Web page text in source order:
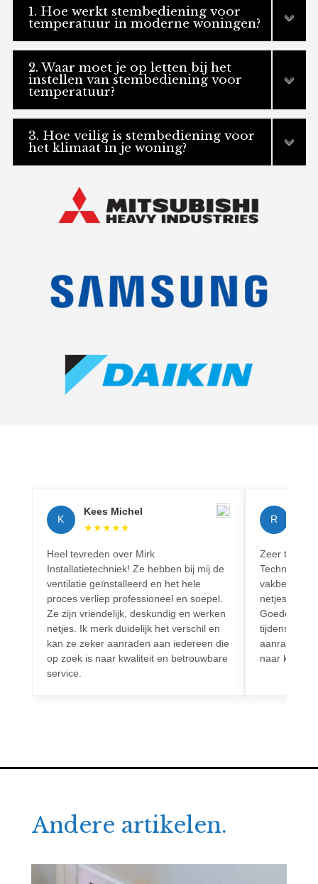
1. Hoe werkt stembediening voor
temperatuur in moderne woningen?
2. Waar moet je op letten bij het
instellen van stembediening voor
temperatuur?
3. Hoe veilig is stembediening voor
het klimaat in je woning?
K
Kees Michel
★★★★★
Heel tevreden over Mirk
Installatietechniek! Ze hebben bij mij de
ventilatie geïnstalleerd en het hele
proces verliep professioneel en soepel.
Ze zijn vriendelijk, deskundig en werken
netjes. Ik merk duidelijk het verschil en
kan ze zeker aanraden aan iedereen die
op zoek is naar kwaliteit en betrouwbare
service.
R
Zeer
Techniek!
netjes en
Goede
tijdens het
aanrader
naar
Andere artikelen.